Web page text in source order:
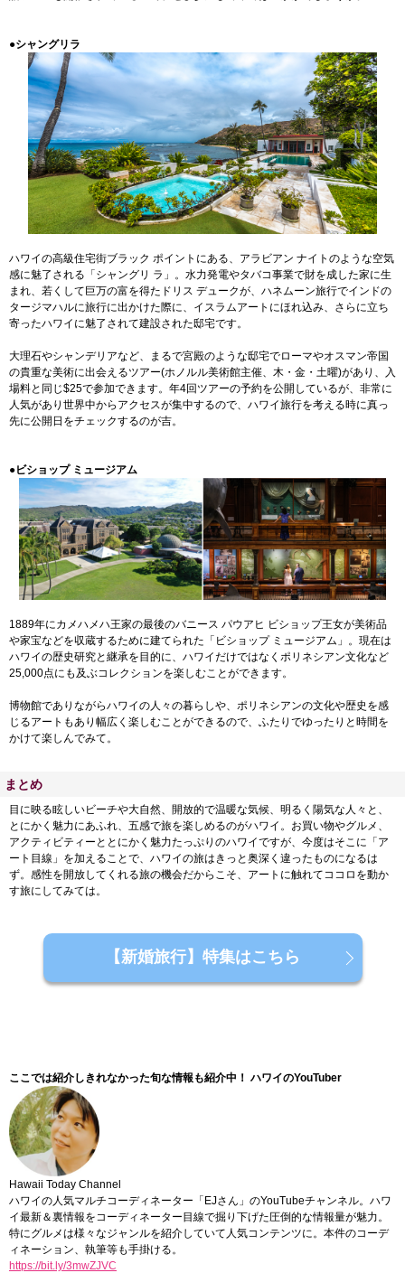
●シャングリラ
ハワイの高級住宅街ブラック ポイントにある、アラビアン ナイトのような空気
感に魅了される「シャングリ ラ」。水力発電やタバコ事業で財を成した家に生
まれ、若くして巨万の富を得たドリス デュークが、ハネムーン旅行でインドの
タージマハルに旅行に出かけた際に、イスラムアートにほれ込み、さらに立ち
寄ったハワイに魅了されて建設された邸宅です。
大理石やシャンデリアなど、まるで宮殿のような邸宅でローマやオスマン帝国
の貴重な美術に出会えるツアー(ホノルル美術館主催、木・金・土曜)があり、入
場料と同じ$25で参加できます。年4回ツアーの予約を公開しているが、非常に
人気があり世界中からアクセスが集中するので、ハワイ旅行を考える時に真っ
先に公開日をチェックするのが吉。
●ビショップ ミュージアム
1889年にカメハメハ王家の最後のバニース パウアヒ ビショップ王女が美術品
や家宝などを収蔵するために建てられた「ビショップ ミュージアム」。現在は
ハワイの歴史研究と継承を目的に、ハワイだけではなくポリネシアン文化など
25,000点にも及ぶコレクションを楽しむことができます。
博物館でありながらハワイの人々の暮らしや、ポリネシアンの文化や歴史を感
じるアートもあり幅広く楽しむことができるので、ふたりでゆったりと時間を
かけて楽しんでみて。
まとめ
目に映る眩しいビーチや大自然、開放的で温暖な気候、明るく陽気な人々と、
とにかく魅力にあふれ、五感で旅を楽しめるのがハワイ。お買い物やグルメ、
アクティビティーととにかく魅力たっぷりのハワイですが、今度はそこに「ア
ート目線」を加えることで、ハワイの旅はきっと奥深く違ったものになるは
ず。感性を開放してくれる旅の機会だからこそ、アートに触れてココロを動か
す旅にしてみては。
【新婚旅行】特集はこちら
ここでは紹介しきれなかった旬な情報も紹介中！ ハワイのYouTuber
Hawaii Today Channel
ハワイの人気マルチコーディネーター「EJさん」のYouTubeチャンネル。ハワ
イ最新＆裏情報をコーディネーター目線で掘り下げた圧倒的な情報量が魅力。
特にグルメは様々なジャンルを紹介していて人気コンテンツに。本件のコーデ
ィネーション、執筆等も手掛ける。
https://bit.ly/3mwZJVC